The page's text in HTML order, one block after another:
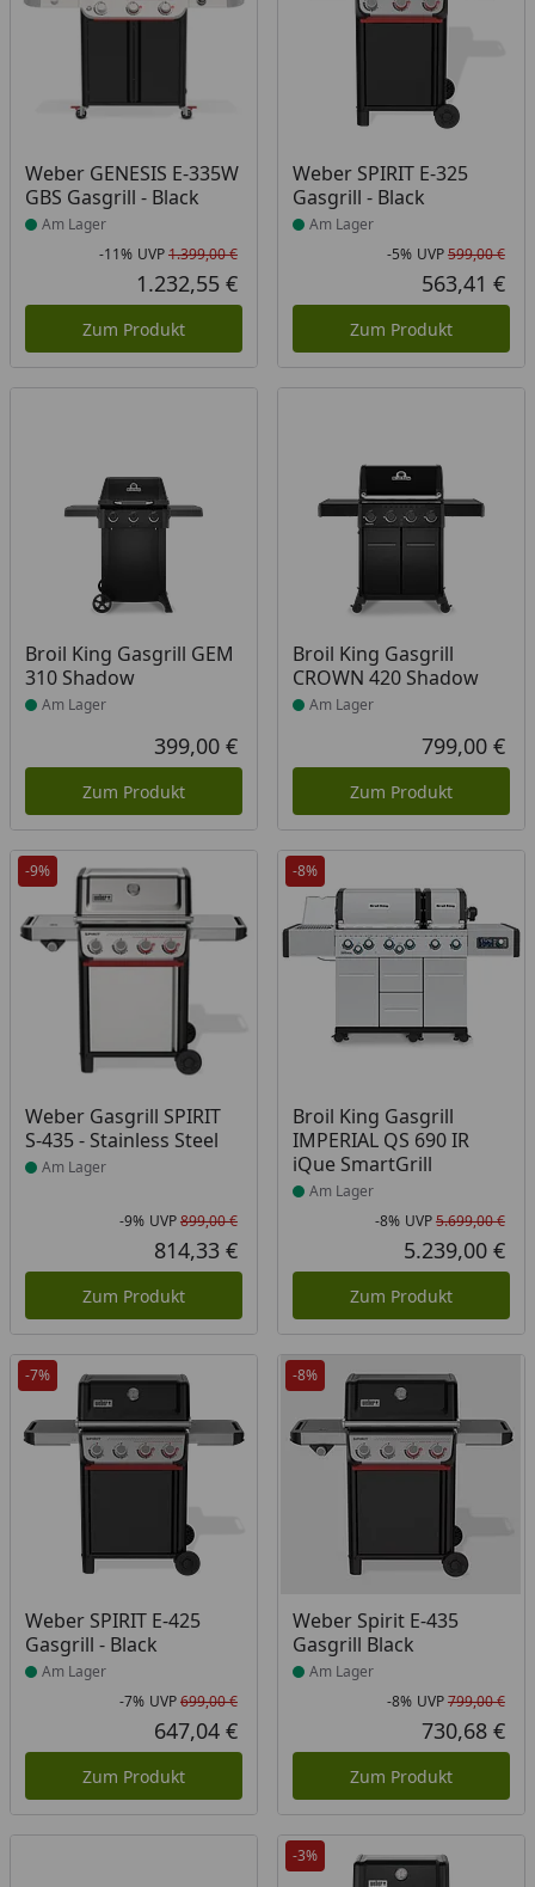
Weber GENESIS E-335W
GBS Gasgrill - Black
Produkt am Lager
Am Lager
Rabatt in Prozent
-11%
Ursprünglicher Preis
UVP1.399,00 €
Aktueller Preis
1.232,55 €
Zum Produkt
Weber SPIRIT E-325
Gasgrill - Black
Produkt am Lager
Am Lager
-5% UVP599,00 €
563,41 €
Zum Produkt
Broil King Gasgrill GEM
310 Shadow
Produkt am Lager
Am Lager
Aktueller Preis
399,00 €
Zum Produkt
Broil King Gasgrill
CROWN 420 Shadow
Produkt am Lager
Am Lager
799,00 €
Zum Produkt
-9%
Weber Gasgrill SPIRIT
S-435 - Stainless Steel
Produkt am Lager
Am Lager
Rabatt in Prozent
-9%
Ursprünglicher Preis
UVP899,00 €
Aktueller Preis
814,33 €
Zum Produkt
-8%
Broil King Gasgrill
IMPERIAL QS 690 IR
iQue SmartGrill
Produkt am Lager
Am Lager
-8% UVP5.699,00 €
5.239,00 €
Zum Produkt
-7%
Weber SPIRIT E-425
Gasgrill - Black
Produkt am Lager
Am Lager
Rabatt in Prozent
-7%
Ursprünglicher Preis
UVP699,00 €
Aktueller Preis
647,04 €
Zum Produkt
-8%
Weber Spirit E-435
Gasgrill Black
Produkt am Lager
Am Lager
-8% UVP799,00 €
730,68 €
Zum Produkt
-3%